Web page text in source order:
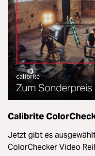
Calibrite
Jetzt gibt es
ColorChecker Video